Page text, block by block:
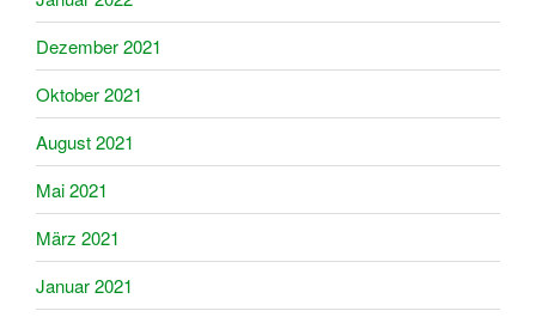
Dezember 2021
Oktober 2021
August 2021
Mai 2021
März 2021
Januar 2021